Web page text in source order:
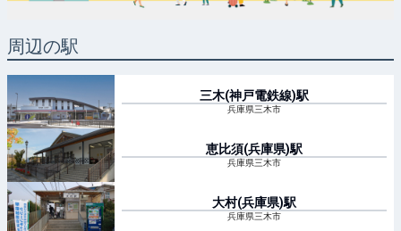
周辺の駅
三木(神戸電鉄線)駅
兵庫県三木市
恵比須(兵庫県)駅
兵庫県三木市
大村(兵庫県)駅
兵庫県三木市